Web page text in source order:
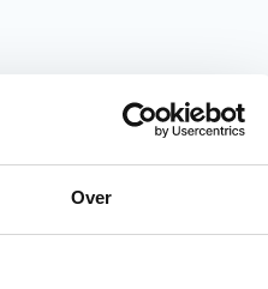
Over